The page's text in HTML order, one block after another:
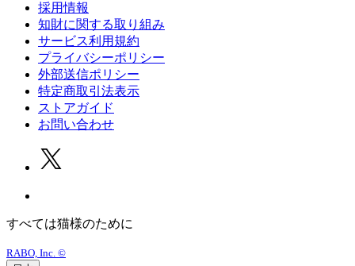
採用情報
知財に関する取り組み
サービス利用規約
プライバシーポリシー
外部送信ポリシー
特定商取引法表示
ストアガイド
お問い合わせ
すべては猫様のために
RABO, Inc. ©